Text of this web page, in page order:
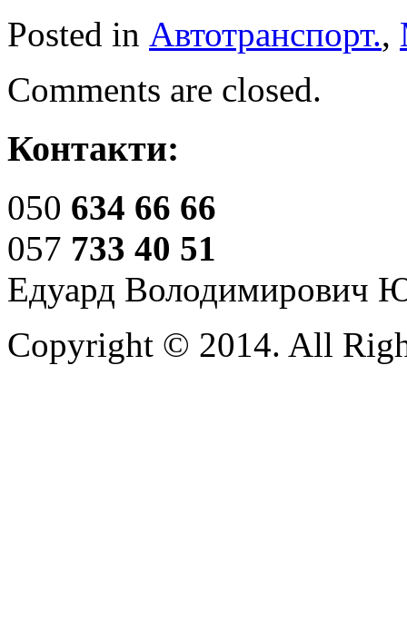
Posted in Автотранспорт.,
Comments are closed.
Контакти:
050 634 66 66
057 733 40 51
Едуард Володимирович
Copyright © 2014. All